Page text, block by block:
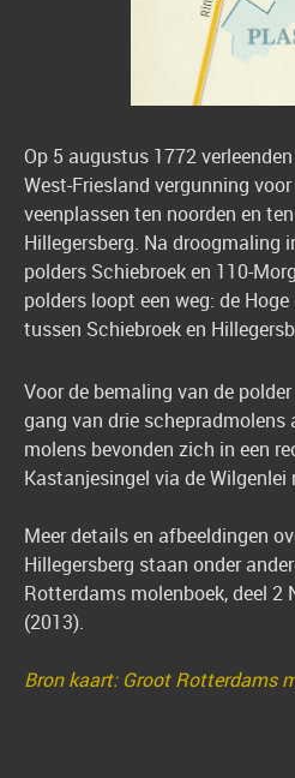
Op 5 augustus 1772
West-Friesland vergunning
veenplassen ten noorden en
Hillegersberg. Na droogmaling
polders Schiebroek en 110-
polders loopt een weg: de
tussen Schiebroek en
Voor de bemaling van de
gang van drie schepradmolens
molens bevonden zich in een
Kastanjesingel via de Wilgenlei
Meer details en afbeeldingen
Hillegersberg staan onder
Rotterdams molenboek, deel 2
(2013).
Bron kaart: Groot Rotterdams